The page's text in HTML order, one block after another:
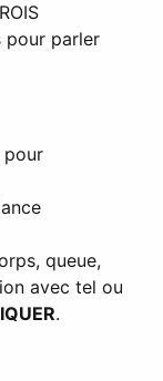
pour parler
pour
queue,
avec tel ou
.